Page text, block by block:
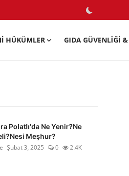
HÜKÜMLER GIDA GÜVENLIĞI
Polatlı'da Ne Yenir?Ne
Meşhur?
Şubat 3, 2025 0 2.4K